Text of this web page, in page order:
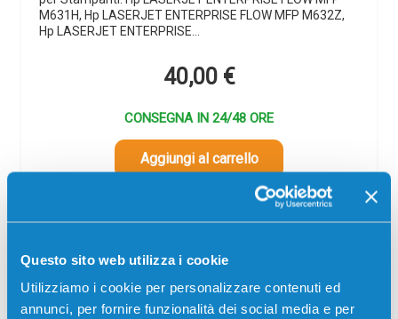
Questo sito web utilizza i cookie
Utilizziamo i cookie per personalizzare contenuti ed
annunci, per fornire funzionalità dei social media e per
M631H, Hp LASERJET ENTERPRISE FLOW MFP M632Z,
Hp LASERJET ENTERPRISE…
40,00 €
CONSEGNA IN 24/48 ORE
Aggiungi al carrello
SCADE TRA:
giorni ore
Più acquisti, più risparmi:Visita la pagina prodotto per
visualizzare l'offerta